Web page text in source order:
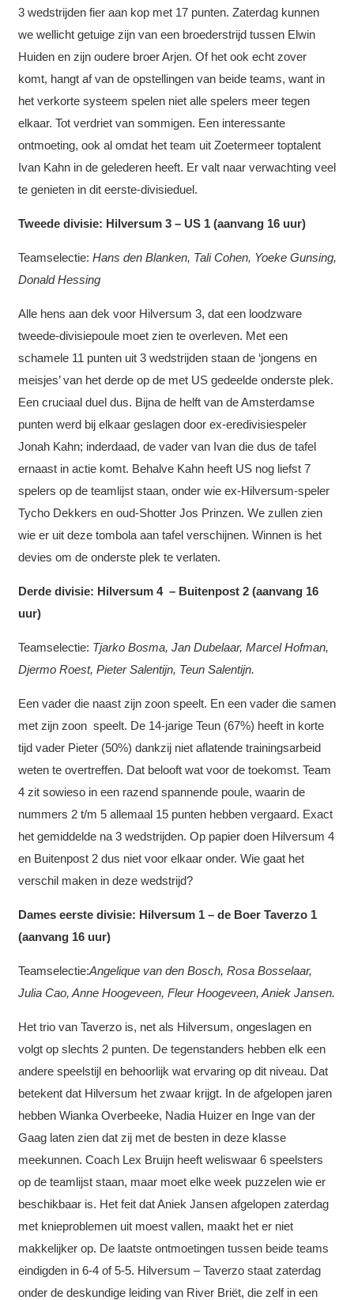
3 wedstrijden fier aan kop met 17 punten. Zaterdag kunnen
we wellicht getuige zijn van een broederstrijd tussen Elwin
Huiden en zijn oudere broer Arjen. Of het ook echt zover
komt, hangt af van de opstellingen van beide teams, want in
het verkorte systeem spelen niet alle spelers meer tegen
elkaar. Tot verdriet van sommigen. Een interessante
ontmoeting, ook al omdat het team uit Zoetermeer toptalent
Ivan Kahn in de gelederen heeft. Er valt naar verwachting veel
te genieten in dit eerste-divisieduel.
Tweede divisie: Hilversum 3 – US 1 (aanvang 16 uur)
Teamselectie: Hans den Blanken, Tali Cohen, Yoeke Gunsing,
Donald Hessing
Alle hens aan dek voor Hilversum 3, dat een loodzware
tweede-divisiepoule moet zien te overleven. Met een
schamele 11 punten uit 3 wedstrijden staan de ‘jongens en
meisjes’ van het derde op de met US gedeelde onderste plek.
Een cruciaal duel dus. Bijna de helft van de Amsterdamse
punten werd bij elkaar geslagen door ex-eredivisiespeler
Jonah Kahn; inderdaad, de vader van Ivan die dus de tafel
ernaast in actie komt. Behalve Kahn heeft US nog liefst 7
spelers op de teamlijst staan, onder wie ex-Hilversum-speler
Tycho Dekkers en oud-Shotter Jos Prinzen. We zullen zien
wie er uit deze tombola aan tafel verschijnen. Winnen is het
devies om de onderste plek te verlaten.
Derde divisie: Hilversum 4 – Buitenpost 2 (aanvang 16
uur)
Teamselectie: Tjarko Bosma, Jan Dubelaar, Marcel Hofman,
Djermo Roest, Pieter Salentijn, Teun Salentijn.
Een vader die naast zijn zoon speelt. En een vader die samen
met zijn zoon speelt. De 14-jarige Teun (67%) heeft in korte
tijd vader Pieter (50%) dankzij niet aflatende trainingsarbeid
weten te overtreffen. Dat belooft wat voor de toekomst. Team
4 zit sowieso in een razend spannende poule, waarin de
nummers 2 t/m 5 allemaal 15 punten hebben vergaard. Exact
het gemiddelde na 3 wedstrijden. Op papier doen Hilversum 4
en Buitenpost 2 dus niet voor elkaar onder. Wie gaat het
verschil maken in deze wedstrijd?
Dames eerste divisie: Hilversum 1 – de Boer Taverzo 1
(aanvang 16 uur)
Teamselectie:Angelique van den Bosch, Rosa Bosselaar,
Julia Cao, Anne Hoogeveen, Fleur Hoogeveen, Aniek Jansen.
Het trio van Taverzo is, net als Hilversum, ongeslagen en
volgt op slechts 2 punten. De tegenstanders hebben elk een
andere speelstijl en behoorlijk wat ervaring op dit niveau. Dat
betekent dat Hilversum het zwaar krijgt. In de afgelopen jaren
hebben Wianka Overbeeke, Nadia Huizer en Inge van der
Gaag laten zien dat zij met de besten in deze klasse
meekunnen. Coach Lex Bruijn heeft weliswaar 6 speelsters
op de teamlijst staan, maar moet elke week puzzelen wie er
beschikbaar is. Het feit dat Aniek Jansen afgelopen zaterdag
met knieproblemen uit moest vallen, maakt het er niet
makkelijker op. De laatste ontmoetingen tussen beide teams
eindigden in 6-4 of 5-5. Hilversum – Taverzo staat zaterdag
onder de deskundige leiding van River Briët, die zelf in een